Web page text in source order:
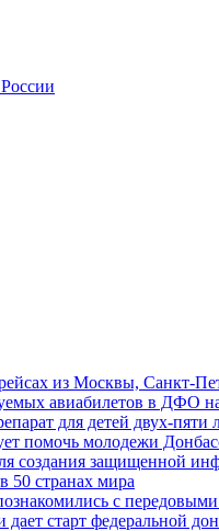
из Москвы, Санкт-
авиабилетов в ДФО
для детей двух-пяти
помочь молодежи
создания защищенной
50 странах мира
с
старт федеральной